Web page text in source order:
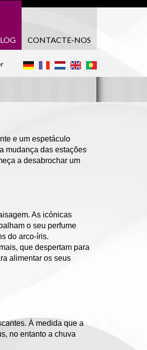
CONTACTE-NOS
e um espetáculo
mudança das estações
a desabrochar um
As icónicas
o seu perfume
do arco-íris.
que despertam para
alimentar os seus
À medida que a
no entanto a chuva